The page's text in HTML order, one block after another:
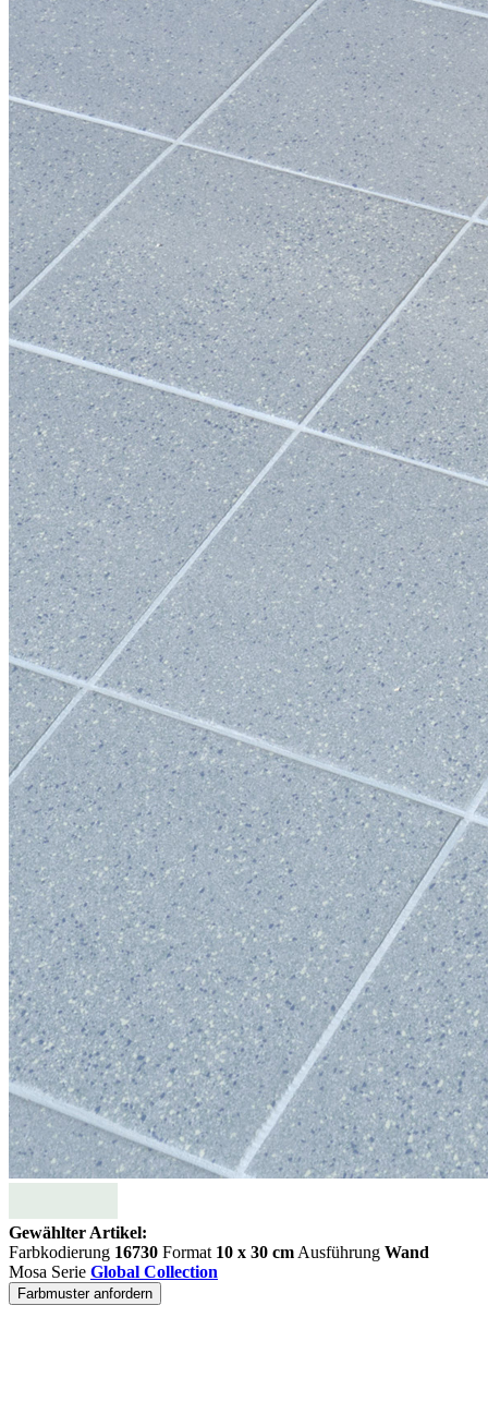
Gewählter Artikel:
Farbkodierung 16730 Format 10 x 30 cm Ausführung Wand
Mosa Serie Global Collection
Farbmuster anfordern